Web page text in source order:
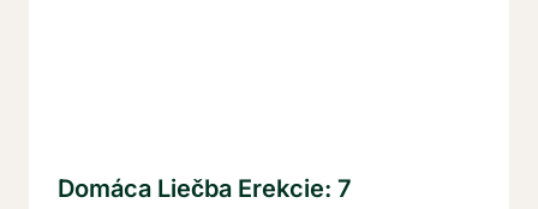
Domáca Liečba Erekcie: 7